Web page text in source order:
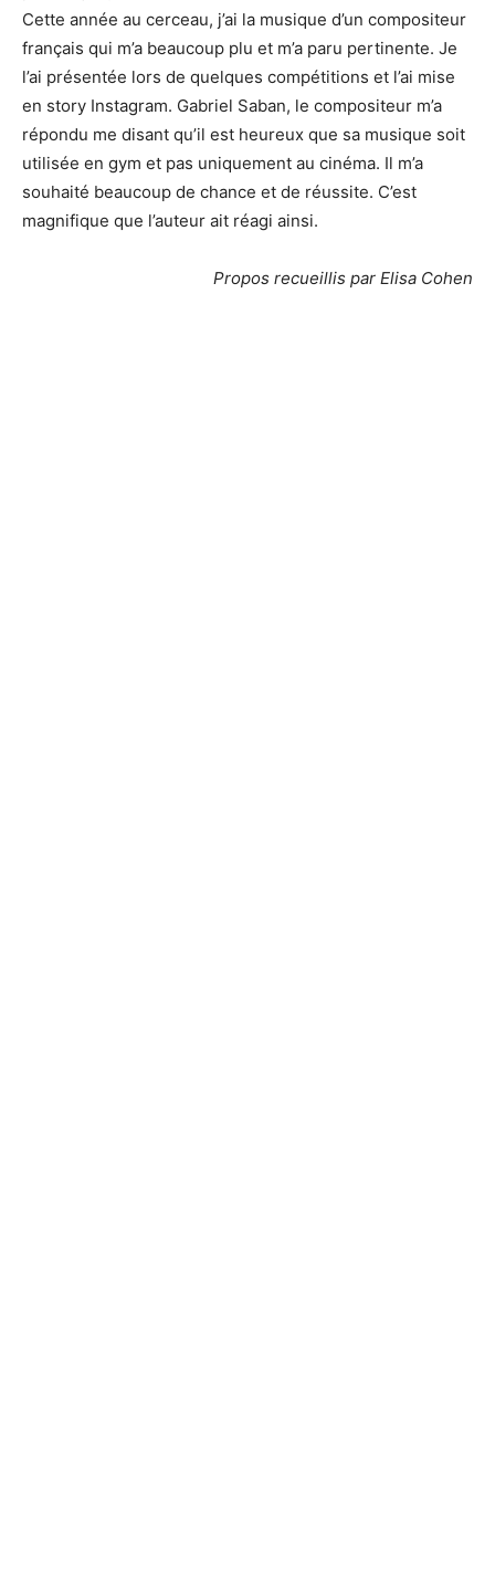
Cette année au cerceau, j’ai la musique d’un compositeur
français qui m’a beaucoup plu et m’a paru pertinente. Je
l’ai présentée lors de quelques compétitions et l’ai mise
en story Instagram. Gabriel Saban, le compositeur m’a
répondu me disant qu’il est heureux que sa musique soit
utilisée en gym et pas uniquement au cinéma. Il m’a
souhaité beaucoup de chance et de réussite. C’est
magnifique que l’auteur ait réagi ainsi.
Propos recueillis par Elisa Cohen